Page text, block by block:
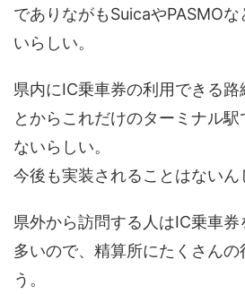
でありながもSuicaやPASMO
いらしい。
県内にIC乗車券の利用できる
とからこれだけのターミナル
ないらしい。
今後も実装されることはないん
県外から訪問する人はIC乗車
多いので、精算所にたくさんの
う。